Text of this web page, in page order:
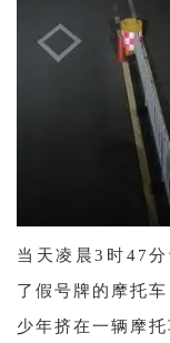
当天凌晨3时47
了假号牌的摩托
少年挤在一辆摩